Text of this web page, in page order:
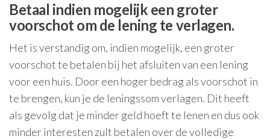
Betaal indien mogelijk een groter
voorschot om de lening te verlagen.
Het is verstandig om, indien mogelijk, een groter
voorschot te betalen bij het afsluiten van een lening
voor een huis. Door een hoger bedrag als voorschot in
te brengen, kun je de leningssom verlagen. Dit heeft
als gevolg dat je minder geld hoeft te lenen en dus ook
minder interesten zult betalen over de volledige